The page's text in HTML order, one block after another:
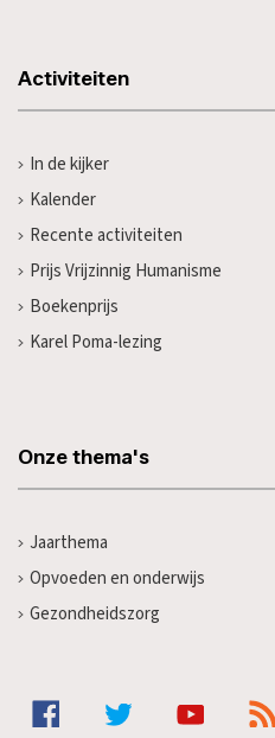
Activiteiten
In de kijker
Kalender
Recente activiteiten
Prijs Vrijzinnig Humanisme
Boekenprijs
Karel Poma-lezing
Onze thema's
Jaarthema
Opvoeden en onderwijs
Gezondheidszorg